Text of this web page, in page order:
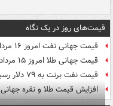
قیمت‌های روز در یک نگاه
قیمت جهانی نفت امروز ۱۶ مرداد
قیمت جهانی طلا امروز ۱۵ مرداد
قیمت نفت برنت به ۷۹ دلار رسید
افزایش قیمت طلا و نقره جهانی